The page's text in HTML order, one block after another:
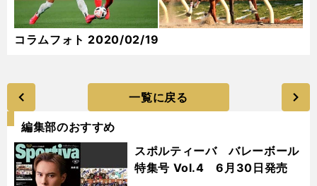
コラムフォト 2020/02/19
一覧に戻る
編集部のおすすめ
スポルティーバ バレーボール
特集号 Vol.4 6月30日発売